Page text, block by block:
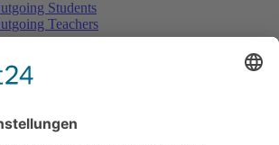
Students
Teachers
Teachers & Staff